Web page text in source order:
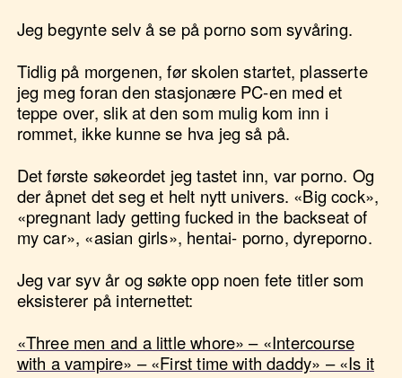
Jeg begynte selv å se på porno som syvåring.
Tidlig på morgenen, før skolen startet, plasserte
jeg meg foran den stasjonære PC-en med et
teppe over, slik at den som mulig kom inn i
rommet, ikke kunne se hva jeg så på.
Det første søkeordet jeg tastet inn, var porno. Og
der åpnet det seg et helt nytt univers. «Big cock»,
«pregnant lady getting fucked in the backseat of
my car», «asian girls», hentai- porno, dyreporno.
Jeg var syv år og søkte opp noen fete titler som
eksisterer på internettet:
«Three men and a little whore» – «Intercourse
with a vampire» – «First time with daddy» – «Is it